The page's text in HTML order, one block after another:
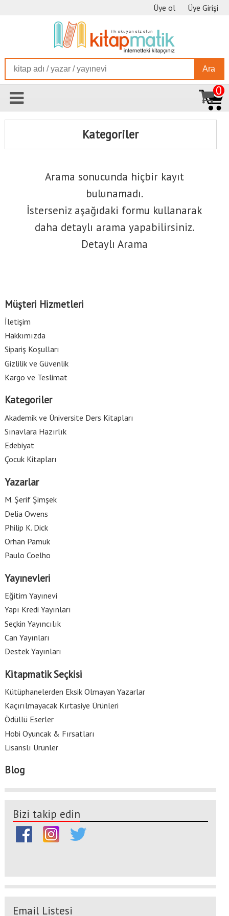
Üye ol Üye Girişi
Ara
0
Kategoriler
Arama sonucunda hiçbir kayıt
bulunamadı.
İsterseniz aşağıdaki formu kullanarak
daha detaylı arama yapabilirsiniz.
Detaylı Arama
Müşteri Hizmetleri
İletişim
Hakkımızda
Sipariş Koşulları
Gizlilik ve Güvenlik
Kargo ve Teslimat
Kategoriler
Akademik ve Üniversite Ders Kitapları
Sınavlara Hazırlık
Edebiyat
Çocuk Kitapları
Yazarlar
M. Şerif Şimşek
Delia Owens
Philip K. Dick
Orhan Pamuk
Paulo Coelho
Yayınevleri
Eğitim Yayınevi
Yapı Kredi Yayınları
Seçkin Yayıncılık
Can Yayınları
Destek Yayınları
Kitapmatik Seçkisi
Kütüphanelerden Eksik Olmayan Yazarlar
Kaçırılmayacak Kırtasiye Ürünleri
Ödüllü Eserler
Hobi Oyuncak & Fırsatları
Lisanslı Ürünler
Blog
Bizi takip edin
Email Listesi